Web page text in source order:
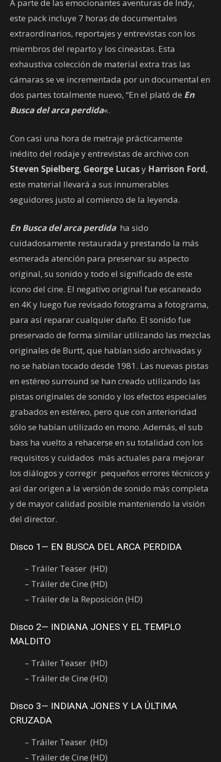
A parte de las emocionantes aventuras de Indy,
este pack incluye 7 horas de documentales
extraordinarios, reportajes y entrevistas con los
miembros del reparto y los cineastas. Esta
exhaustiva colección de material extra tras las
cámaras se ve incrementada por un documental en
dos partes totalmente nuevo, “En el plató de En
Busca del arca perdida«.
Con casi una hora de metraje prácticamente
inédito del rodaje y entrevistas de archivo con
Steven Spielberg, George Lucasy Harrison Ford,
este material llevará a sus innumerables
seguidores justo al comienzo de la leyenda.
En Busca del arca perdidaha sido
cuidadosamente restaurada y prestando la más
esmerada atención para preservar su aspecto
original, su sonido y todo el significado de este
icono del cine. El negativo original fue escaneado
en 4K y luego fue revisado fotograma a fotograma,
para así reparar cualquier daño. El sonido fue
preservado de forma similar utilizando las mezclas
originales de Burtt, que habían sido archivadas y
no se habían tocado desde 1981. Las nuevas pistas
en estéreo surround se han creado utilizando las
pistas originales de sonido y los efectos especiales
grabados en estéreo, pero que con anterioridad
sólo se habían utilizado en mono. Además, el sub
bass ha vuelto a rehacerse en su totalidad con los
requisitos y cuidados más actuales para mejorar
los diálogos y corregir pequeños errores técnicos y
así dar origen a la versión de sonido más completa
y de mayor calidad posible manteniendo la visión
del director.
Disco 1— EN BUSCA DEL ARCA PERDIDA
– Tráiler Teaser (HD)
– Tráiler de Cine (HD)
– Tráiler de la Reposición (HD)
Disco 2— INDIANA JONES Y EL TEMPLO
MALDITO
– Tráiler Teaser (HD)
– Tráiler de Cine (HD)
Disco 3— INDIANA JONES Y LA ÚLTIMA
CRUZADA
– Tráiler Teaser (HD)
– Tráiler de Cine (HD)